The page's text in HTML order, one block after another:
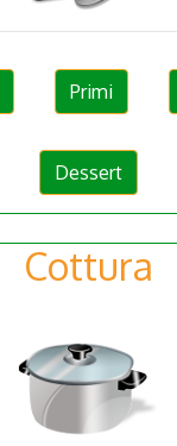
Primi
Dessert
Cottura